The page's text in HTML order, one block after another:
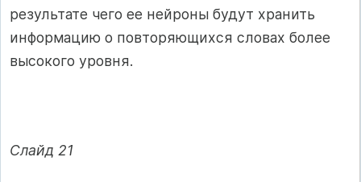
результате чего ее нейроны будут хранить
информацию о повторяющихся словах более
высокого уровня.
Слайд 21